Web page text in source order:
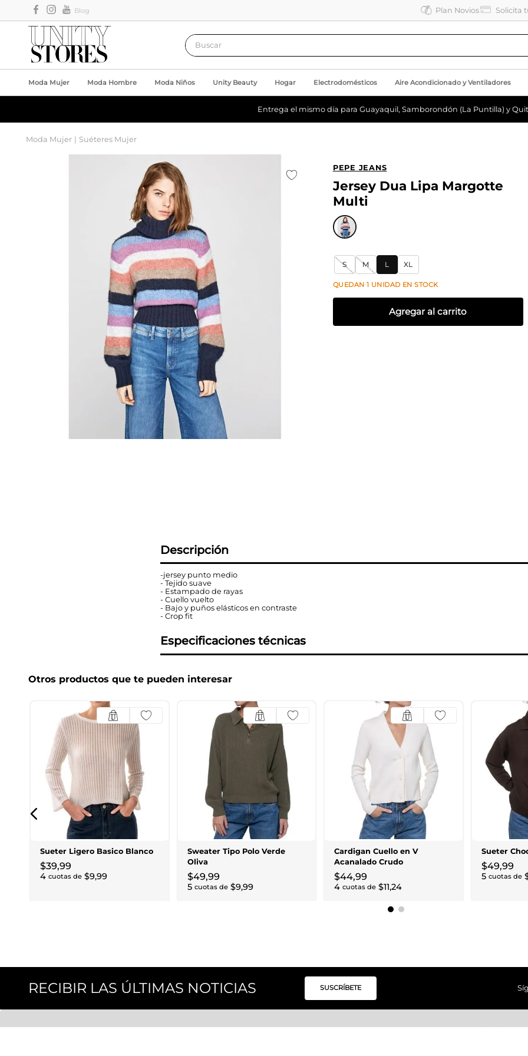
Blog Plan Novios Solicita
Buscar
Moda Mujer Moda Hombre Moda Niños Unity Beauty Hogar Electrodomésticos Aire Acondicionado y Ventiladores
Entrega el mismo día para Guayaquil, Samborondón (La Puntilla) y
Moda Mujer Suéteres Mujer
PEPE JEANS
Jersey Dua Lipa Margotte
Multi
S M L XL
QUEDAN 1 UNIDAD EN STOCK
Agregar al carrito
Descripción
-jersey punto medio
- Tejido suave
- Estampado de rayas
- Cuello vuelto
- Bajo y puños elásticos en contraste
- Crop fit
Especificaciones técnicas
Otros productos que te pueden interesar
Sueter Ligero Basico Blanco
$39,99
4 cuotas de $9,99
Sweater Tipo Polo Verde
Oliva
$49,99
5 cuotas de $9,99
Cardigan Cuello en V
Acanalado Crudo
$44,99
4 cuotas de $11,24
Sueter
$49,99
5 cuotas de
RECIBIR LAS ÚLTIMAS NOTICIAS SUSCRÍBETE